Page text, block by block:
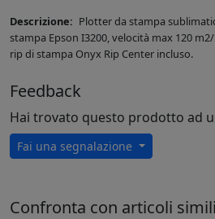
Descrizione: Plotter da stampa
stampa Epson I3200, velocità max 120
rip di stampa Onyx Rip Center incluso.
Feedback
Hai trovato questo prodotto ad
Fai una segnalazione
Confronta con articoli simili